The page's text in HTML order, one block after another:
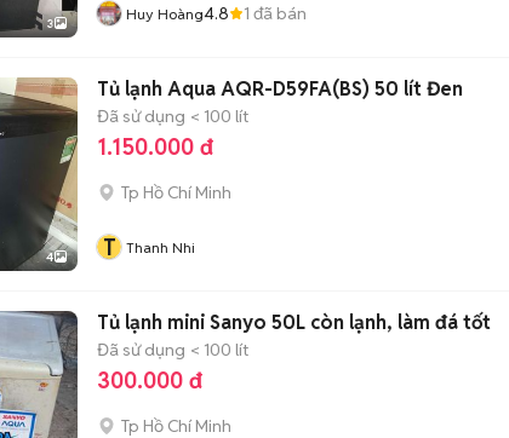
3 Huy Hoàng4.8 1 đã bán
4
Tủ lạnh Aqua AQR-D59FA(BS) 50 lít Đen
Đã sử dụng < 100 lít
1.150.000 đ
Tp Hồ Chí Minh
T Thanh Nhi
Tủ lạnh mini Sanyo 50L còn lạnh, làm đá tốt
Đã sử dụng < 100 lít
300.000 đ
Tp Hồ Chí Minh